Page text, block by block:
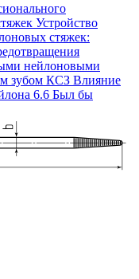
Устройство
стяжек:
нейлоновыми
зубом КСЗ Влияние
6.6 Был бы